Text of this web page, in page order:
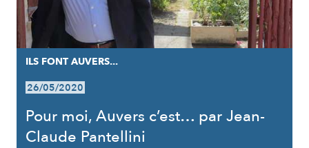
ILS FONT AUVERS...
26/05/2020
Pour moi, Auvers c’est… par Jean-
Claude Pantellini